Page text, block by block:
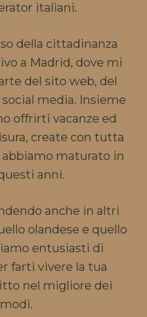
italiani.
della cittadinanza
a Madrid, dove mi
del sito web, del
media. Insieme
offrirti vacanze ed
create con tutta
abbiamo maturato in
anni.
anche in altri
olandese e quello
entusiasti di
farti vivere la tua
nel migliore dei
modi.